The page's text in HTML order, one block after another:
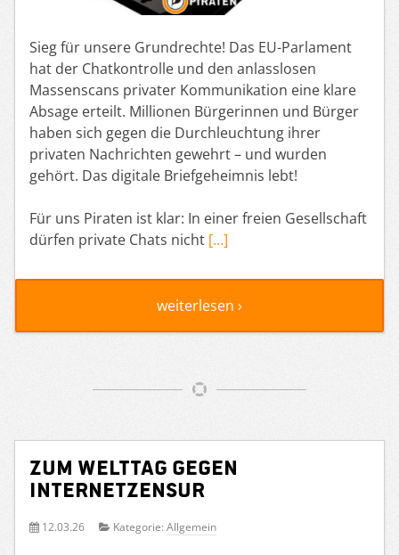
Sieg für unsere Grundrechte! Das EU-Parlament
hat der Chatkontrolle und den anlasslosen
Massenscans privater Kommunikation eine klare
Absage erteilt. Millionen Bürgerinnen und Bürger
haben sich gegen die Durchleuchtung ihrer
privaten Nachrichten gewehrt – und wurden
gehört. Das digitale Briefgeheimnis lebt!
Für uns Piraten ist klar: In einer freien Gesellschaft
dürfen private Chats nicht […]
weiterlesen ›
Zum Welttag gegen
Internetzensur
12.03.26 Kategorie: Allgemein